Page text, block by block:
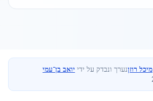
מיכל רוזןנערך ונבדק על ידי יואב בן־עמי